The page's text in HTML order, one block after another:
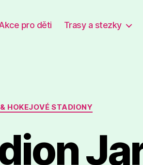
pro děti Trasy a stezky
Rubriky
HOKEJOVÉ STADIONY